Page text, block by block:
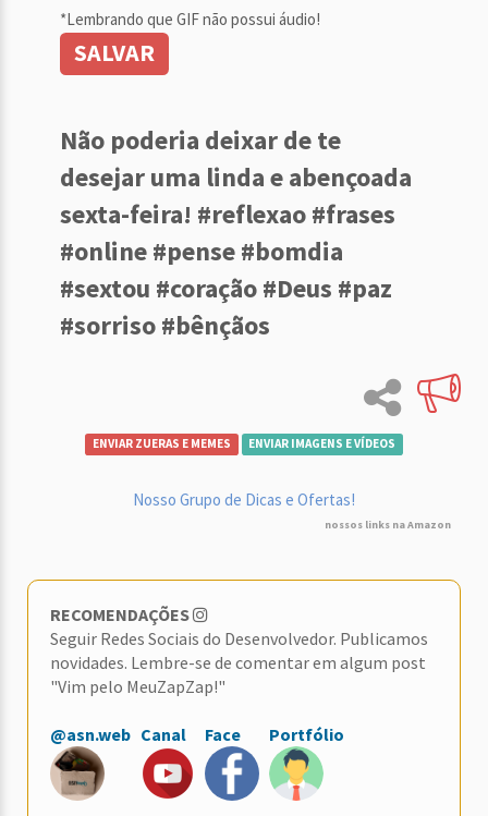
*Lembrando que GIF não possui áudio!
SALVAR
Não poderia deixar de te
desejar uma linda e abençoada
sexta-feira! #reflexao #frases
#online #pense #bomdia
#sextou #coração #Deus #paz
#sorriso #bênçãos
ENVIAR ZUERAS E MEMES ENVIAR IMAGENS E VÍDEOS
Nosso Grupo de Dicas e Ofertas!
nossos links na Amazon
RECOMENDAÇÕES
Seguir Redes Sociais do Desenvolvedor. Publicamos
novidades. Lembre-se de comentar em algum post
"Vim pelo MeuZapZap!"
@asn.web Canal Face Portfólio